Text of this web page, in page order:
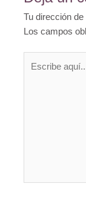
Tu dirección
Los campos